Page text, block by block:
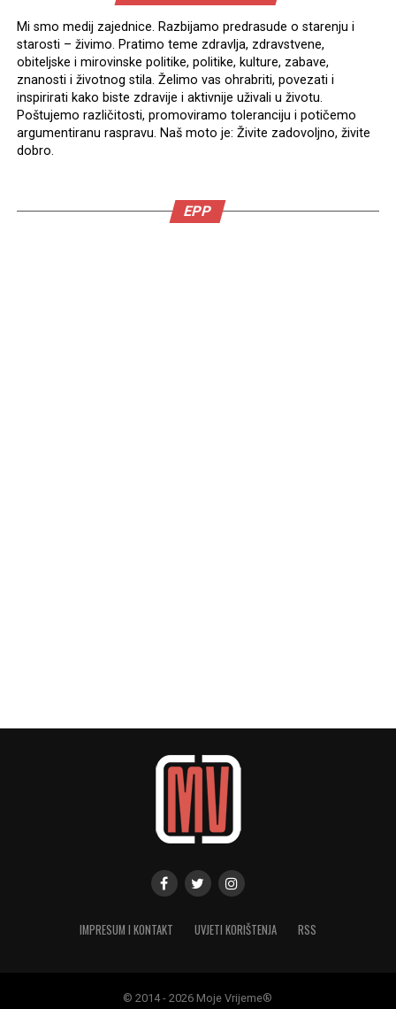
Mi smo medij zajednice. Razbijamo predrasude o starenju i
starosti – živimo. Pratimo teme zdravlja, zdravstvene,
obiteljske i mirovinske politike, politike, kulture, zabave,
znanosti i životnog stila. Želimo vas ohrabriti, povezati i
inspirirati kako biste zdravije i aktivnije uživali u životu.
Poštujemo različitosti, promoviramo toleranciju i potičemo
argumentiranu raspravu. Naš moto je: Živite zadovoljno, živite
dobro.
EPP
IMPRESUM I KONTAKT UVJETI KORIŠTENJA RSS
© 2014 - 2026 Moje Vrijeme®